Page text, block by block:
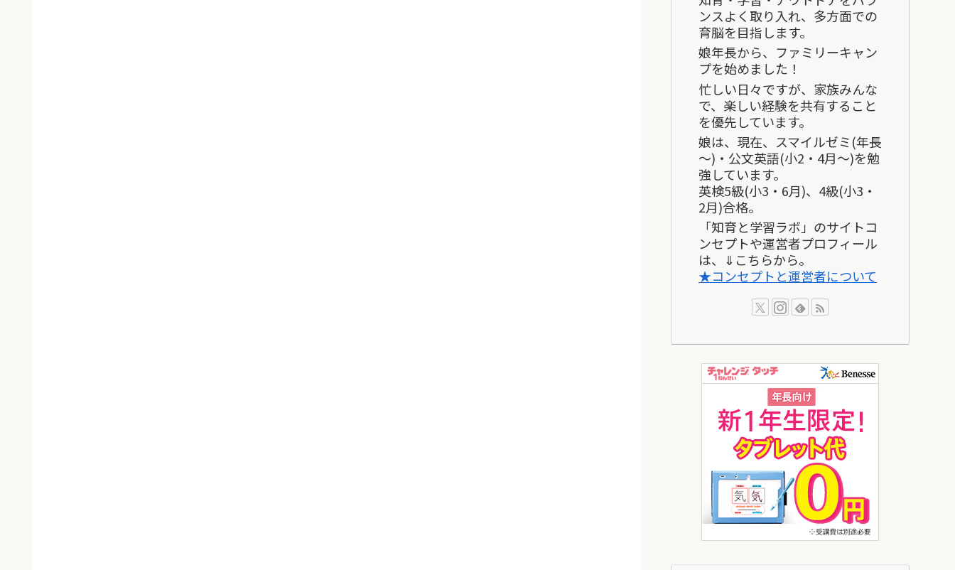
ンスよく取り入れ、多方面での
育脳を目指します。
娘年長から、ファミリーキャン
プを始めました！
忙しい日々ですが、家族みんな
で、楽しい経験を共有すること
を優先しています。
娘は、現在、スマイルゼミ(年長
～)・公文英語(小2・4月～)を勉
強しています。
英検5級(小3・6月)、4級(小3・
2月)合格。
「知育と学習ラボ」のサイトコ
ンセプトや運営者プロフィール
は、⇓こちらから。
★コンセプトと運営者について